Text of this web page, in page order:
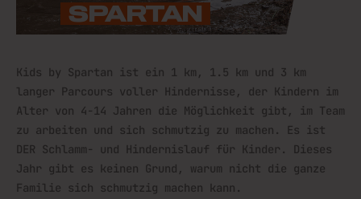
SPARTAN
Kids by Spartan ist ein 1 km, 1.5 km und 3 km
langer Parcours voller Hindernisse, der Kindern im
Alter von 4-14 Jahren die Möglichkeit gibt, im Team
zu arbeiten und sich schmutzig zu machen. Es ist
DER Schlamm- und Hindernislauf für Kinder. Dieses
Jahr gibt es keinen Grund, warum nicht die ganze
Familie sich schmutzig machen kann.